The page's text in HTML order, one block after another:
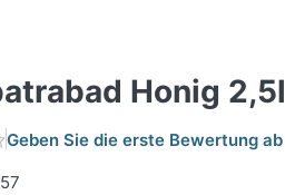
Honig 2,5l
Geben Sie die erste Bewertung ab